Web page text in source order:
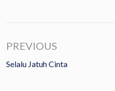
PREVIOUS
Selalu Jatuh Cinta